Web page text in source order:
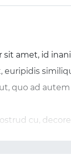
amet, id
quo ad autem
cu,
In nam